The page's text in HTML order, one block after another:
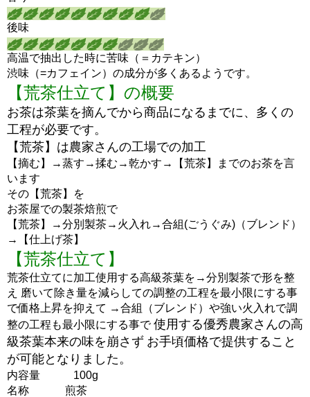
後味
高温で抽出した時に苦味（＝カテキン）
渋味（=カフェイン）の成分が多くあるようです。
【荒茶仕立て】の概要
お茶は茶葉を摘んでから商品になるまでに、多くの
工程が必要です。
【荒茶】は農家さんの工場での加工
【摘む】→蒸す→揉む→乾かす→【荒茶】までのお茶を言
います
その【荒茶】を
お茶屋での製茶焙煎で
【荒茶】→分別製茶→火入れ→合組(ごうぐみ)（ブレンド）
→【仕上げ茶】
【荒茶仕立て】
荒茶仕立てに加工使用する高級茶葉を→分別製茶で形を整
え 磨いて除き量を減らしての調整の工程を最小限にする事
で価格上昇を抑えて →合組（ブレンド）や強い火入れで調
整の工程も最小限にする事で 使用する優秀農家さんの高
級茶葉本来の味を崩さず お手頃価格で提供すること
が可能となりました。
内容量 100g
名称 煎茶